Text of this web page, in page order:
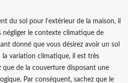
du sol pour l’extérieur de la maison, il
le contexte climatique de
donné que vous désirez avoir un sol
la variation climatique, il est très
que de la couverture disposant une
Par conséquent, sachez que le